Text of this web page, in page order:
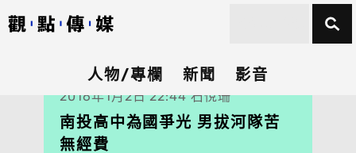
人物/專欄 新聞 影音
2016年1月2日 22:44 石悅珊
南投高中為國爭光 男拔河隊苦
無經費